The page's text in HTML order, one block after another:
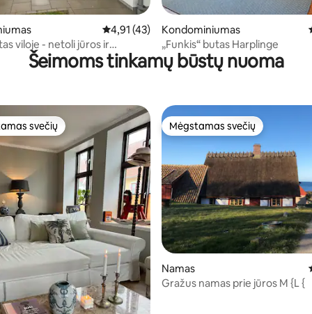
iš 5, atsiliepimų: 23
Vidutinis įvertinimas: 4,91 iš 5, atsiliepimų: 43
4,91 (43)
viloje - netoli jūros ir
Kondominiumas
„Funkis“ butas Harplinge
Šeimoms tinkamų būstų nuoma
iš 5, atsiliepimų: 301
svečių Mėgstamas svečių
Mėgstamas svečių
Namas
Gražus namas prie jūros M {L {